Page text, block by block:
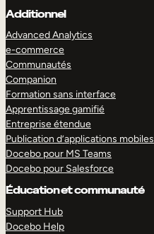
Additionnel
Advanced Analytics
e-commerce
Communautés
Companion
Formation sans interface
Apprentissage gamifié
Entreprise étendue
Publication d’applications mobiles
Docebo pour MS Teams
Docebo pour Salesforce
Éducation et communauté
Support Hub
Docebo Help